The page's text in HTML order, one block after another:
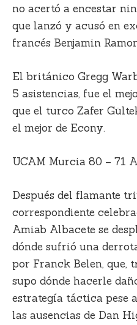
no acertó a encestar
que lanzó y acusó en
francés Benjamin
El británico Gregg
5 asistencias, fue el
que el turco Zafer
el mejor de Econy.
UCAM Murcia 80 – 71
Después del flamante
correspondiente
Amiab Albacete se
dónde sufrió una
por Franck Belen, que,
supo dónde hacerle
estrategía táctica pese
las ausencias de Dan